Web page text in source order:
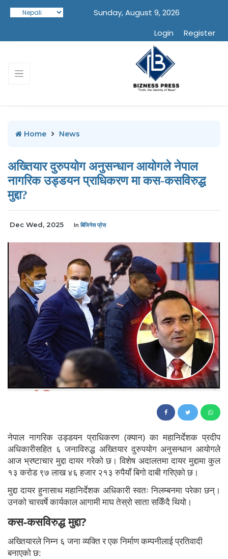
Sunday, August 9, 2026
Login
Register
Home News
अख्तियार दुरुपयोग अनुसन्धान आयोगले नेपाल
नागरिक उड्डयन प्राधिकरण मा कस-कसविरुद्ध
मुद्दा?
Dec Wed, 2025 In बिजिनेस प्रेस
नेपाल नागरिक उड्डयन प्राधिकरण (क्यान) का महानिर्देशक प्रदीप
अधिकारीसहित ६ जनाविरुद्ध अख्तियार दुरुपयोग अनुसन्धान आयोगले
आज भ्रष्टाचार मुद्दा दायर गरेको छ। विशेष अदालतमा दायर मुद्दामा कुल
१३ करोड ९७ लाख ४६ हजार २१३ रुपैयाँ बिगो दाबी गरिएको छ।
मुद्दा दायर हुनासाथ महानिर्देशक अधिकारी स्वतः निलम्बनमा परेका छन्।
उनको चारवर्षे कार्यकाल आगामी माघ तेस्रो साता सकिँदै थियो।
कस-कसविरुद्ध मुद्दा?
अख्तियारले निम्न ६ जना व्यक्ति र एक निर्माण कम्पनीलाई प्रतिवादी
बनाएको छ: